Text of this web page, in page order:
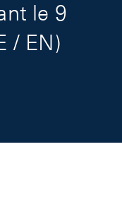
le 9
/ EN)